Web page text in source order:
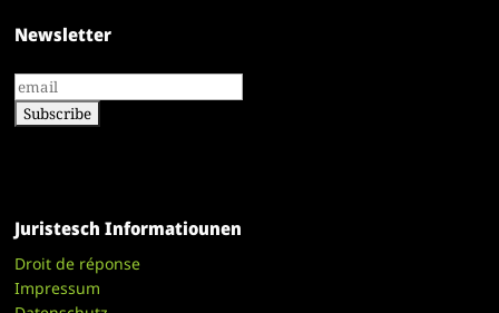
Newsletter
Juristesch Informatiounen
Droit de réponse
Impressum